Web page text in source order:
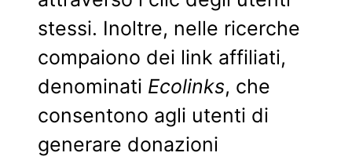
stessi. Inoltre, nelle ricerche
compaiono dei link affiliati,
denominati Ecolinks, che
consentono agli utenti di
generare donazioni